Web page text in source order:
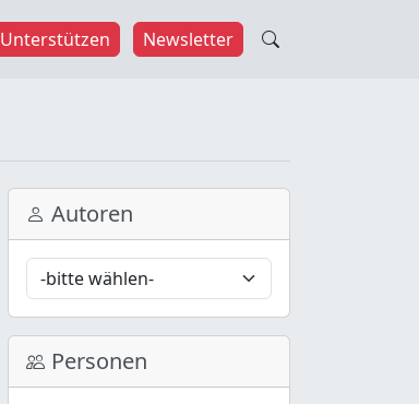
Unterstützen Newsletter
Autoren
Personen